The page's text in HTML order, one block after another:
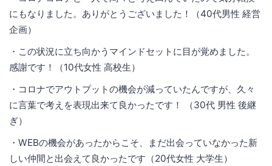
にもなりました。ありがとうございました！（40代男性 経営
企画）
・この状況に立ち向かうマインドセットに目が覚めました。
感謝です！（10代女性 高校生）
・コロナでアウトプットの機会が減っていたんですが、久々
に言葉で考えを表現出来て良かったです！ （30代 男性 後継
ぎ）
・WEBの機会があったからこそ、まだ出会っていなかった新
しい仲間と出会えて良かったです（20代女性 大学生）